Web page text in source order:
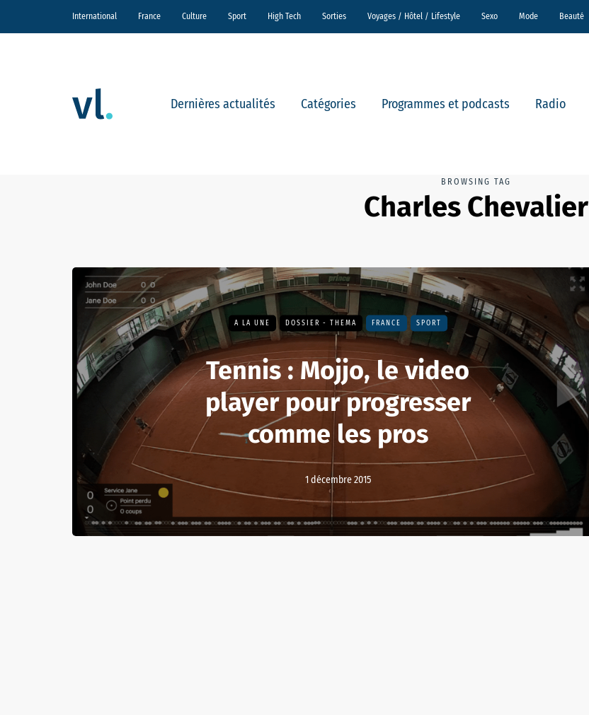
International France Culture Sport High Tech Sorties Voyages / Hôtel / Lifestyle Sexo Mode Beauté
Dernières actualités Catégories Programmes et podcasts Radio
BROWSING TAG
Charles Chevalier
A LA UNE DOSSIER - THEMA FRANCE SPORT
Tennis : Mojjo, le video
player pour progresser
comme les pros
1 décembre 2015